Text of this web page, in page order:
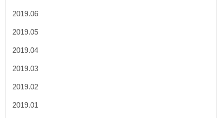
2019.06
2019.05
2019.04
2019.03
2019.02
2019.01